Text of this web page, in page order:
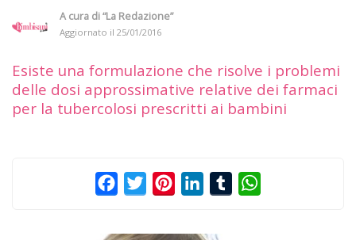
A cura di“La Redazione”
Aggiornato il 25/01/2016
Esiste una formulazione che risolve i problemi
delle dosi approssimative relative dei farmaci
per la tubercolosi prescritti ai bambini
FacebookTwitterPinterestLinkedInTumblr